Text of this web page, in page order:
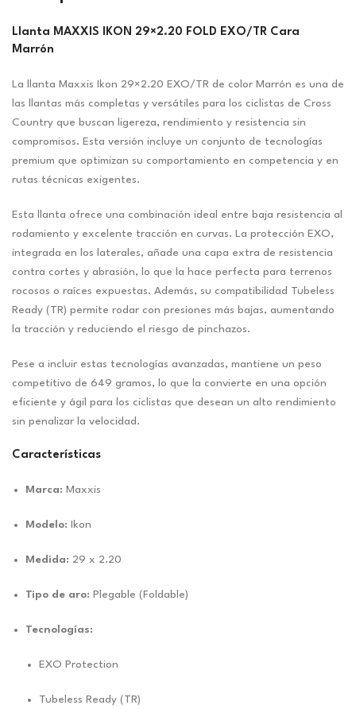
Llanta MAXXIS IKON 29×2.20 FOLD EXO/TR Cara
Marrón
La llanta Maxxis Ikon 29×2.20 EXO/TR de color Marrón es una de
las llantas más completas y versátiles para los ciclistas de Cross
Country que buscan ligereza, rendimiento y resistencia sin
compromisos. Esta versión incluye un conjunto de tecnologías
premium que optimizan su comportamiento en competencia y en
rutas técnicas exigentes.
Esta llanta ofrece una combinación ideal entre baja resistencia al
rodamiento y excelente tracción en curvas. La protección EXO,
integrada en los laterales, añade una capa extra de resistencia
contra cortes y abrasión, lo que la hace perfecta para terrenos
rocosos o raíces expuestas. Además, su compatibilidad Tubeless
Ready (TR) permite rodar con presiones más bajas, aumentando
la tracción y reduciendo el riesgo de pinchazos.
Pese a incluir estas tecnologías avanzadas, mantiene un peso
competitivo de 649 gramos, lo que la convierte en una opción
eficiente y ágil para los ciclistas que desean un alto rendimiento
sin penalizar la velocidad.
Características
Marca: Maxxis
Modelo: Ikon
Medida: 29 x 2.20
Tipo de aro: Plegable (Foldable)
Tecnologías:
EXO Protection
Tubeless Ready (TR)